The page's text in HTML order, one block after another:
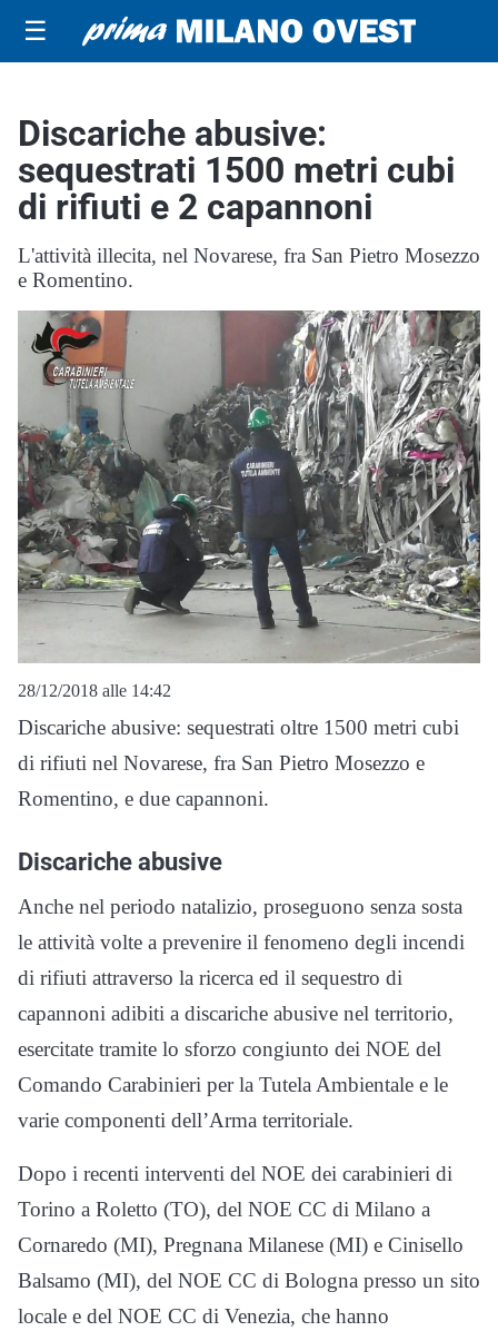
☰
Discariche abusive:
sequestrati 1500 metri cubi
di rifiuti e 2 capannoni
L'attività illecita, nel Novarese, fra San Pietro Mosezzo
e Romentino.
28/12/2018 alle 14:42
Discariche abusive: sequestrati oltre 1500 metri cubi
di rifiuti nel Novarese, fra San Pietro Mosezzo e
Romentino, e due capannoni.
Discariche abusive
Anche nel periodo natalizio, proseguono senza sosta
le attività volte a prevenire il fenomeno degli incendi
di rifiuti attraverso la ricerca ed il sequestro di
capannoni adibiti a discariche abusive nel territorio,
esercitate tramite lo sforzo congiunto dei NOE del
Comando Carabinieri per la Tutela Ambientale e le
varie componenti dell’Arma territoriale.
Dopo i recenti interventi del NOE dei carabinieri di
Torino a Roletto (TO), del NOE CC di Milano a
Cornaredo (MI), Pregnana Milanese (MI) e Cinisello
Balsamo (MI), del NOE CC di Bologna presso un sito
locale e del NOE CC di Venezia, che hanno